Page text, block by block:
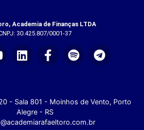
Academia de Finanças LTDA
30.425.807/0001-37
- Sala 801 - Moinhos de Vento, Porto
Alegre - RS